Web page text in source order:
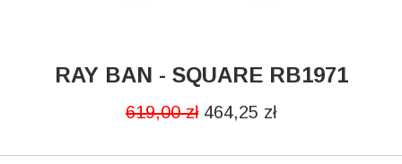
DODAJ DO KOSZYKA
RAY BAN - SQUARE RB1971
619,00zł 464,25 zł